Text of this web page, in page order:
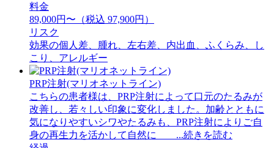
料金
89,000円〜（税込 97,900円）
リスク
効果の個人差、腫れ、左右差、内出血、ふくらみ、し
こり、アレルギー
PRP注射(マリオネットライン)
こちらの患者様は、PRP注射によって口元のたるみが
改善し、若々しい印象に変化しました。加齢とともに
気になりやすいシワやたるみも、PRP注射によりご自
身の再生力を活かして自然に ...続きを読む